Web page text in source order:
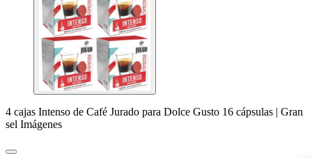
4 cajas Intenso de Café Jurado para Dolce Gusto 16 cápsulas | Gran
sel Imágenes